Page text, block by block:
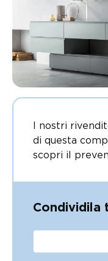
I nostri
di questa
scopri il
Condividila